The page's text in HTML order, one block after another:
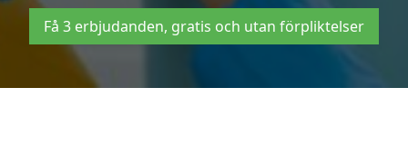
Få 3 erbjudanden, gratis och utan förpliktelser